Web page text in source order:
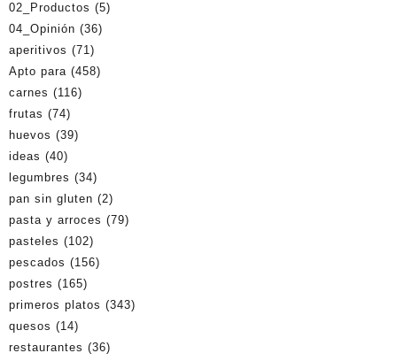
02_Productos (5)
04_Opinión (36)
aperitivos (71)
Apto para (458)
carnes (116)
frutas (74)
huevos (39)
ideas (40)
legumbres (34)
pan sin gluten (2)
pasta y arroces (79)
pasteles (102)
pescados (156)
postres (165)
primeros platos (343)
quesos (14)
restaurantes (36)